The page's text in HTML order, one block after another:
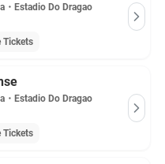
・ Estadio Do Dragao
Tickets
・ Estadio Do Dragao
Tickets